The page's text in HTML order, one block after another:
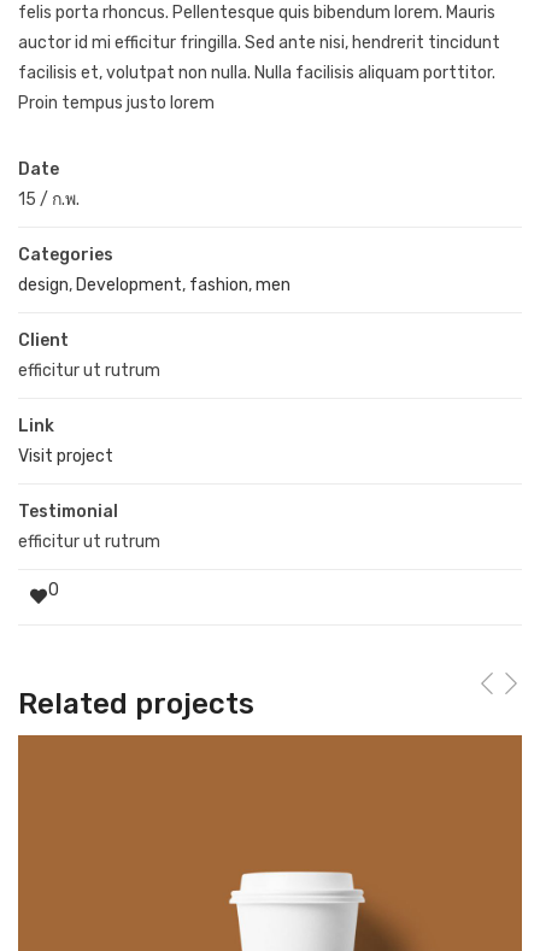
felis porta rhoncus. Pellentesque quis bibendum lorem. Mauris
auctor id mi efficitur fringilla. Sed ante nisi, hendrerit tincidunt
facilisis et, volutpat non nulla. Nulla facilisis aliquam porttitor.
Proin tempus justo lorem
Date
15 / ก.พ.
Categories
design, Development, fashion,men
Client
efficitur ut rutrum
Link
Visit project
Testimonial
efficitur ut rutrum
0
Related projects